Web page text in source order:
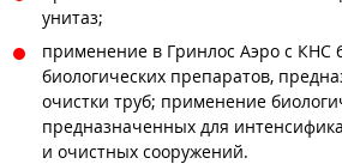
унитаз;
применение в Гринлос Аэро с КНС
биологических препаратов,
очистки труб; применение
предназначенных для
и очистных сооружений.